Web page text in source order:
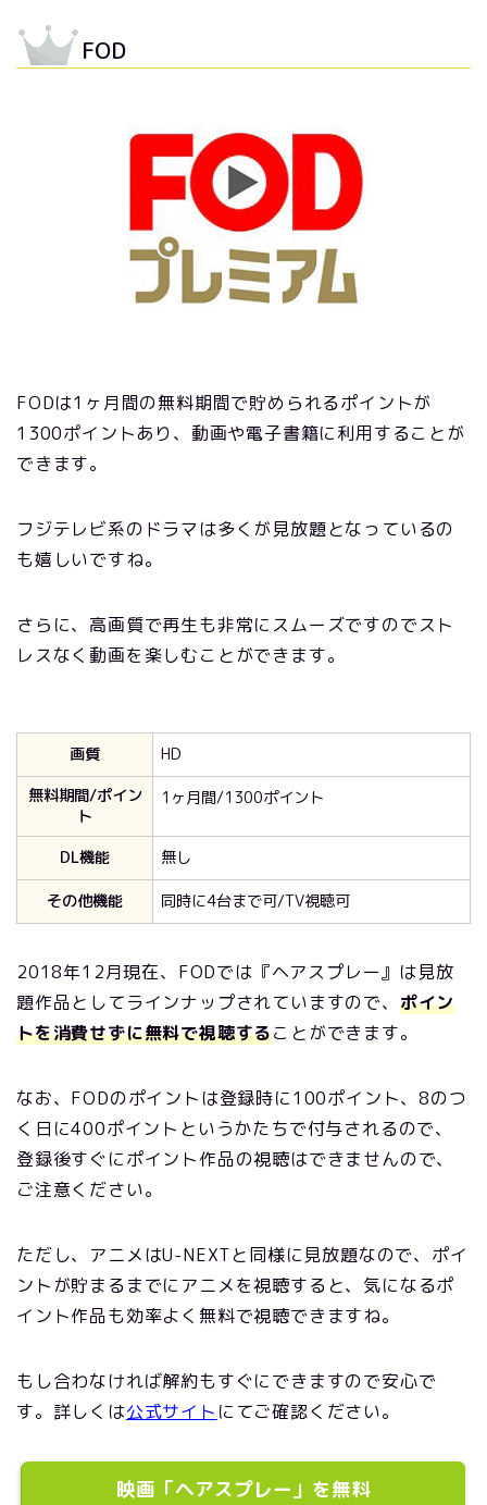
FOD
FODは1ヶ月間の無料期間で貯められるポイントが
1300ポイントあり、動画や電子書籍に利用することが
できます。
フジテレビ系のドラマは多くが見放題となっているの
も嬉しいですね。
さらに、高画質で再生も非常にスムーズですのでスト
レスなく動画を楽しむことができます。
画質
HD
無料期間/ポイン
ト
1ヶ月間/1300ポイント
DL機能
無し
その他機能
同時に4台まで可/TV視聴可
2018年12月現在、FODでは『ヘアスプレー』は見放
題作品としてラインナップされていますので、 ポイン
トを消費せずに無料で視聴することができます。
なお、FODのポイントは登録時に100ポイント、8のつ
く日に400ポイントというかたちで付与されるので、
登録後すぐにポイント作品の視聴はできませんので、
ご注意ください。
ただし、アニメはU-NEXTと同様に見放題なので、ポイ
ントが貯まるまでにアニメを視聴すると、気になるポ
イント作品も効率よく無料で視聴できますね。
もし合わなければ解約もすぐにできますので安心で
す。詳しくは公式サイト にてご確認ください。
映画「ヘアスプレー」を無料